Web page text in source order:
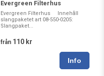
Evergreen Filterhus
Evergreen Filterhus Innehåll
slangpaketet art 08-550-0205:
Slangpaket...
från 110 kr